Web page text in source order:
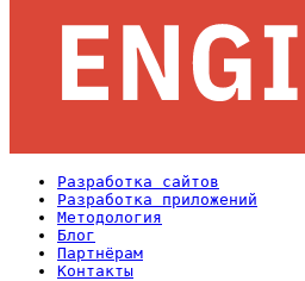
Разработка сайтов
Разработка приложений
Методология
Блог
Партнёрам
Контакты